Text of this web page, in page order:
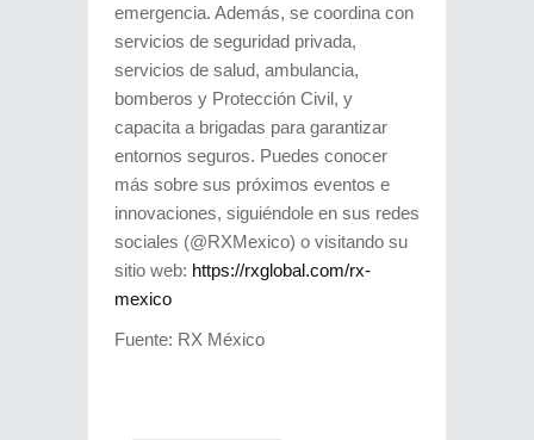
emergencia. Además, se coordina con
servicios de seguridad privada,
servicios de salud, ambulancia,
bomberos y Protección Civil, y
capacita a brigadas para garantizar
entornos seguros. Puedes conocer
más sobre sus próximos eventos e
innovaciones, siguiéndole en sus redes
sociales (@RXMexico) o visitando su
sitio web: https://rxglobal.com/rx-
mexico
Fuente: RX México